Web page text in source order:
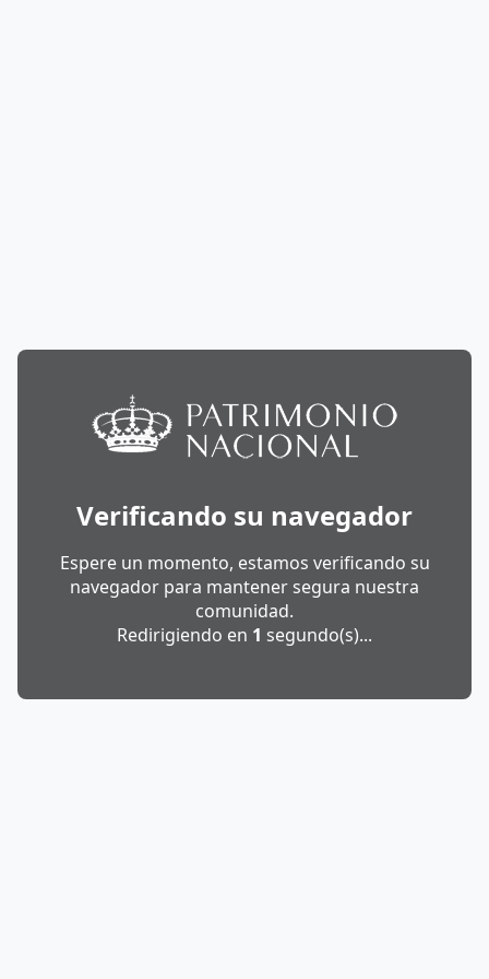
Verificando su navegador
Espere un momento, estamos verificando su
navegador para mantener segura nuestra
comunidad.
Redirigiendo en 1 segundo(s)...